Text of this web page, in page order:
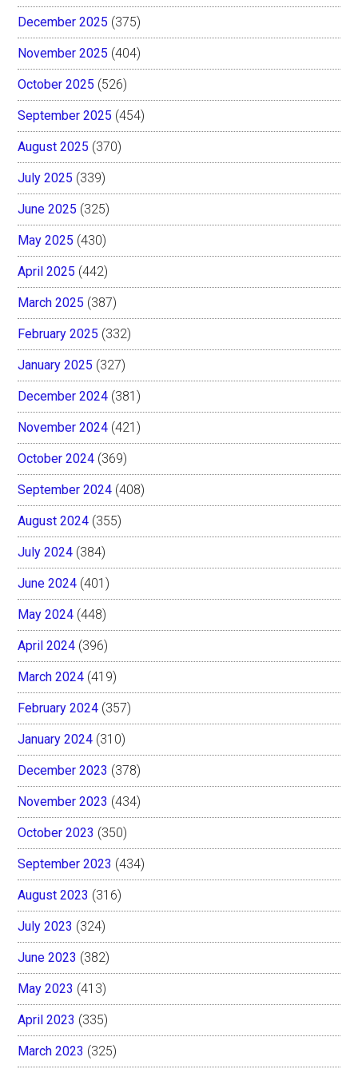
December 2025 (375)
November 2025 (404)
October 2025 (526)
September 2025 (454)
August 2025 (370)
July 2025 (339)
June 2025 (325)
May 2025 (430)
April 2025 (442)
March 2025 (387)
February 2025 (332)
January 2025 (327)
December 2024 (381)
November 2024 (421)
October 2024 (369)
September 2024 (408)
August 2024 (355)
July 2024 (384)
June 2024 (401)
May 2024 (448)
April 2024 (396)
March 2024 (419)
February 2024 (357)
January 2024 (310)
December 2023 (378)
November 2023 (434)
October 2023 (350)
September 2023 (434)
August 2023 (316)
July 2023 (324)
June 2023 (382)
May 2023 (413)
April 2023 (335)
March 2023 (325)